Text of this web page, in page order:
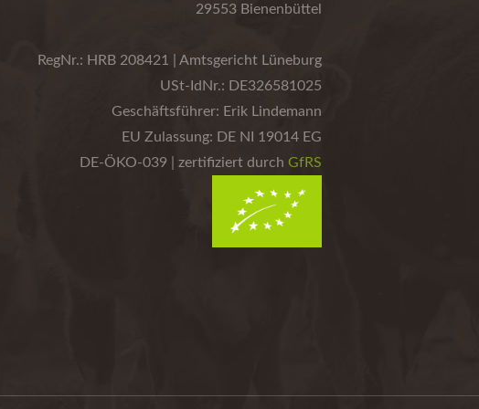
29553 Bienenbüttel
RegNr.: HRB 208421 | Amtsgericht Lüneburg
USt-IdNr.: DE326581025
Geschäftsführer: Erik Lindemann
EU Zulassung: DE NI 19014 EG
DE-ÖKO-039 | zertifiziert durch GfRS